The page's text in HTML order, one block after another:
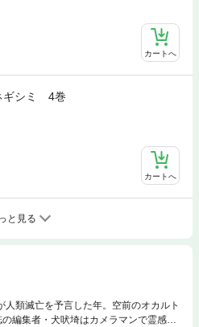
カートへ
ギシミ 4巻
カートへ
と見る
類滅亡を予言した年。空前のオカルト
編集者・犬吠埼はカメラマンで霊感の